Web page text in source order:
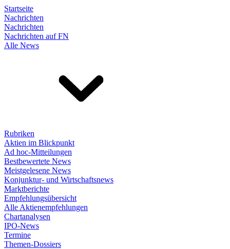
Startseite
Nachrichten
Nachrichten
Nachrichten auf FN
Alle News
Rubriken
Aktien im Blickpunkt
Ad hoc-Mitteilungen
Bestbewertete News
Meistgelesene News
Konjunktur- und Wirtschaftsnews
Marktberichte
Empfehlungsübersicht
Alle Aktienempfehlungen
Chartanalysen
IPO-News
Termine
Themen-Dossiers